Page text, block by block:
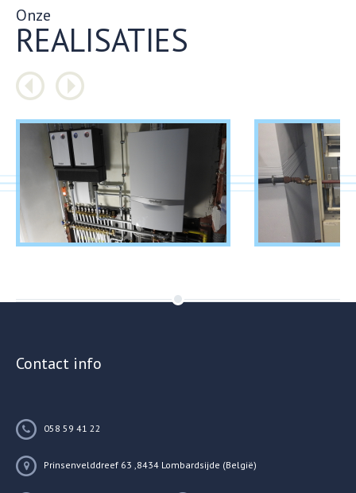
Onze
REALISATIES
Contact info
058 59 41 22
Prinsenvelddreef 63 ,8434 Lombardsijde (België)